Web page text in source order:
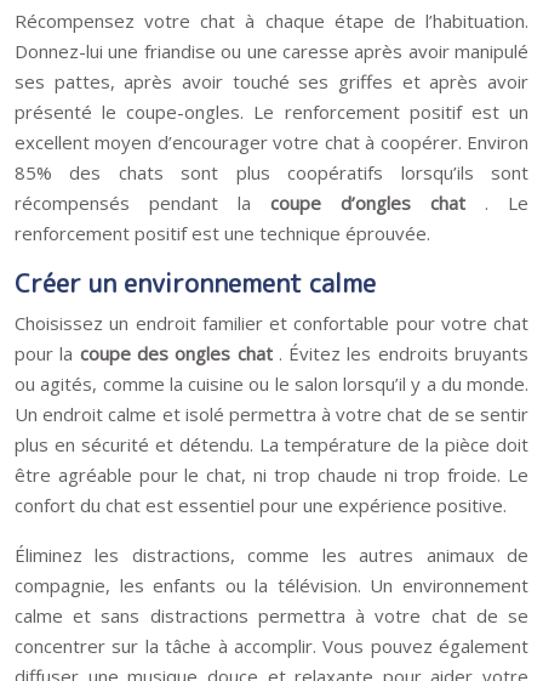
Récompensez votre chat à chaque étape de l’habituation.
Donnez-lui une friandise ou une caresse après avoir manipulé
ses pattes, après avoir touché ses griffes et après avoir
présenté le coupe-ongles. Le renforcement positif est un
excellent moyen d’encourager votre chat à coopérer. Environ
85% des chats sont plus coopératifs lorsqu’ils sont
récompensés pendant la coupe d’ongles chat . Le
renforcement positif est une technique éprouvée.
Créer un environnement calme
Choisissez un endroit familier et confortable pour votre chat
pour la coupe des ongles chat . Évitez les endroits bruyants
ou agités, comme la cuisine ou le salon lorsqu’il y a du monde.
Un endroit calme et isolé permettra à votre chat de se sentir
plus en sécurité et détendu. La température de la pièce doit
être agréable pour le chat, ni trop chaude ni trop froide. Le
confort du chat est essentiel pour une expérience positive.
Éliminez les distractions, comme les autres animaux de
compagnie, les enfants ou la télévision. Un environnement
calme et sans distractions permettra à votre chat de se
concentrer sur la tâche à accomplir. Vous pouvez également